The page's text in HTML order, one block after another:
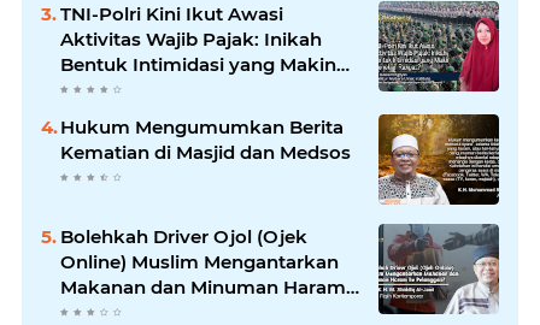
TNI-Polri Kini Ikut Awasi
Aktivitas Wajib Pajak: Inikah
Bentuk Intimidasi yang Makin
Menekan Rakyat?
Hukum Mengumumkan Berita
Kematian di Masjid dan Medsos
Bolehkah Driver Ojol (Ojek
Online) Muslim Mengantarkan
Makanan dan Minuman Haram
ke Pelanggan?